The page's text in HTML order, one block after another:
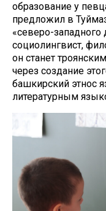
образование у
предложил в
«северо-западного
социолингвист,
он станет
через создание
башкирский этнос
литературным